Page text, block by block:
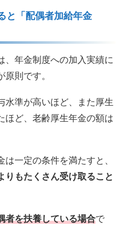
と「配偶者加給年金
、年金制度への加入実績に
則です。
水準が高いほど、また厚生
ほど、老齢厚生年金の額は
一定の条件を満たすと、
りもたくさん受け取ること
者を扶養している場合で